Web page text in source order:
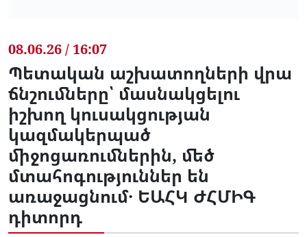
08.06.26 / 16:07
Պետական աշխատողների վրա
ճնշումները՝ մասնակցելու
իշխող կուսակցության
կազմակերպած
միջոցառումներին, մեծ
մտահոգություններ են
առաջացնում․ ԵԱՀԿ ԺՀՄԻԳ
դիտորդ